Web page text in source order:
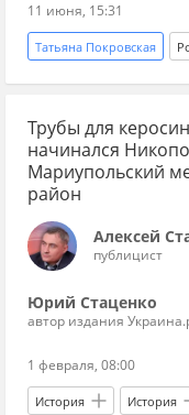
11 июня, 15:31
Татьяна Покровская
Киев Владимир
Михаил Булгаков
КПСС МИД
Украина.ру
Трубы для
начинался
Мариупольский
район
публицист
Юрий Стаценко
автор издания
1 февраля, 08:00
История История